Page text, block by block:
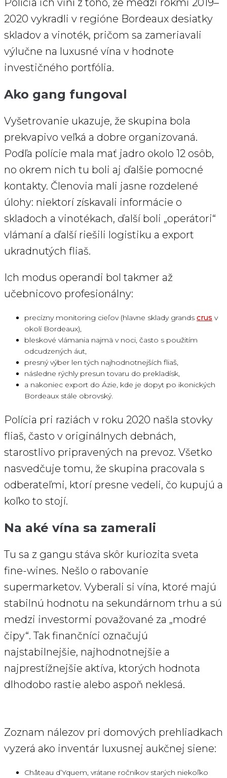
Polícia ich viní z toho, že medzi rokmi 2019–
2020 vykradli v regióne Bordeaux desiatky
skladov a vinoték, pričom sa zameriavali
výlučne na luxusné vína v hodnote
investičného portfólia.
Ako gang fungoval
Vyšetrovanie ukazuje, že skupina bola
prekvapivo veľká a dobre organizovaná.
Podľa polície mala mať jadro okolo 12 osôb,
no okrem nich tu boli aj ďalšie pomocné
kontakty. Členovia mali jasne rozdelené
úlohy: niektorí získavali informácie o
skladoch a vinotékach, ďalší boli „operátori“
vlámaní a ďalší riešili logistiku a export
ukradnutých fliaš.
Ich modus operandi bol takmer až
učebnicovo profesionálny:
precízny monitoring cieľov (hlavne sklady grands crus v
okolí Bordeaux),
bleskové vlámania najmä v noci, často s použitím
odcudzených áut,
presný výber len tých najhodnotnejších fliaš,
následne rýchly presun tovaru do prekladísk,
a nakoniec export do Ázie, kde je dopyt po ikonických
Bordeaux stále obrovský.
Polícia pri raziách v roku 2020 našla stovky
fliaš, často v originálnych debnách,
starostlivo pripravených na prevoz. Všetko
nasvedčuje tomu, že skupina pracovala s
odberateľmi, ktorí presne vedeli, čo kupujú a
koľko to stojí.
Na aké vína sa zamerali
Tu sa z gangu stáva skôr kuriozita sveta
fine-wines. Nešlo o rabovanie
supermarketov. Vyberali si vína, ktoré majú
stabilnú hodnotu na sekundárnom trhu a sú
medzi investormi považované za „modré
čipy“. Tak finančníci označujú
najstabilnejšie, najhodnotnejšie a
najprestížnejšie aktíva, ktorých hodnota
dlhodobo rastie alebo aspoň neklesá.
Zoznam nálezov pri domových prehliadkach
vyzerá ako inventár luxusnej aukčnej siene:
Château d’Yquem, vrátane ročníkov starých niekoľko